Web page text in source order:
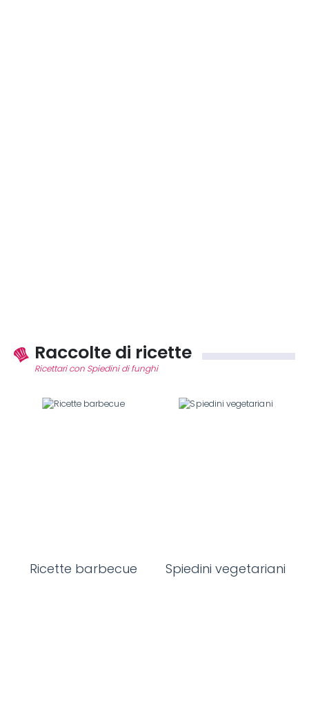
Raccolte di ricette
Ricettari con Spiedini di funghi
Ricette barbecue Spiedini vegetariani